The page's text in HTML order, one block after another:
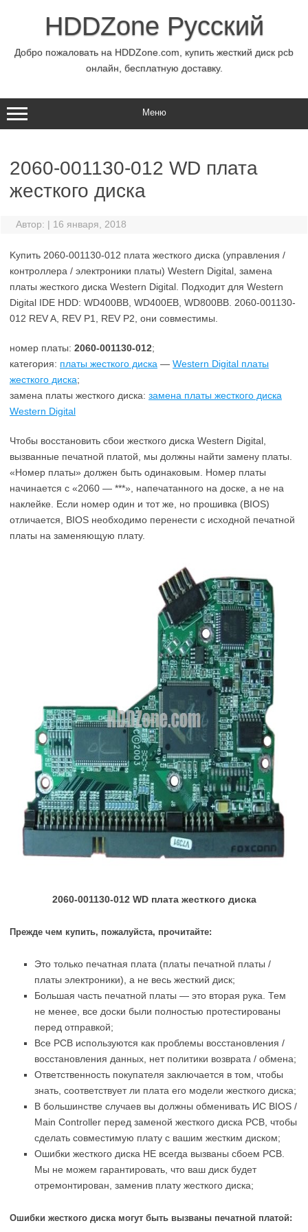
содержимомуHDDZone Русский
Добро пожаловать на HDDZone.com, купить жесткий диск pcb
онлайн, бесплатную доставку.
Меню
2060-001130-012 WD плата
жесткого диска
Автор: | 16 января, 2018
Kупить 2060-001130-012 плата жесткого диска (управления /
контроллера / электроники платы) Western Digital, замена
платы жесткого диска Western Digital. Подходит для Western
Digital IDE HDD: WD400BB, WD400EB, WD800BB. 2060-001130-
012 REV A, REV P1, REV P2, они совместимы.
номер платы: 2060-001130-012;
категория: платы жесткого диска — Western Digital платы
жесткого диска;
замена платы жесткого диска: замена платы жесткого диска
Western Digital
Чтобы восстановить сбои жесткого диска Western Digital,
вызванные печатной платой, мы должны найти замену платы.
«Номер платы» должен быть одинаковым. Номер платы
начинается с «2060 — ***», напечатанного на доске, а не на
наклейке. Если номер один и тот же, но прошивка (BIOS)
отличается, BIOS необходимо перенести с исходной печатной
платы на заменяющую плату.
2060-001130-012 WD плата жесткого диска
Прежде чем купить, пожалуйста, прочитайте:
Это только печатная плата (платы печатной платы /
платы электроники), а не весь жесткий диск;
Большая часть печатной платы — это вторая рука. Тем
не менее, все доски были полностью протестированы
перед отправкой;
Все PCB используются как проблемы восстановления /
восстановления данных, нет политики возврата / обмена;
Ответственность покупателя заключается в том, чтобы
знать, соответствует ли плата его модели жесткого диска;
В большинстве случаев вы должны обменивать ИС BIOS /
Main Controller перед заменой жесткого диска PCB, чтобы
сделать совместимую плату с вашим жестким диском;
Ошибки жесткого диска НЕ всегда вызваны сбоем PCB.
Мы не можем гарантировать, что ваш диск будет
отремонтирован, заменив плату жесткого диска;
Ошибки жесткого диска могут быть вызваны печатной платой: